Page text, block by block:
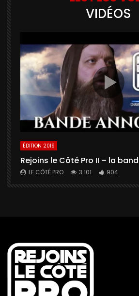
VIDÉOS
ÉDITION 2019
Rejoins le Côté Pro II – la
LE CÔTÉ PRO 3 101 904